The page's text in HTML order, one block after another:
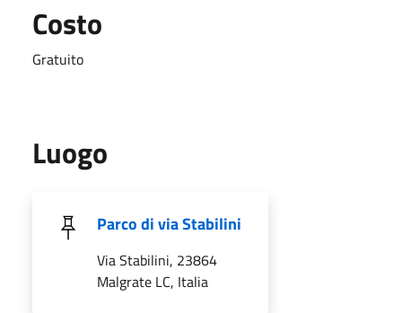
Costo
Gratuito
Luogo
Parco di via Stabilini
Via Stabilini, 23864
Malgrate LC, Italia